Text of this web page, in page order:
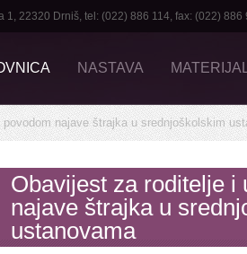
1, 22320 Drniš, tel: (022) 886 114, fax: (022) 886
NASTAVA MATERIJALI
najave štrajka u srednjoškolskim
Obavijest za roditelje i
najave štrajka u
ustanovama